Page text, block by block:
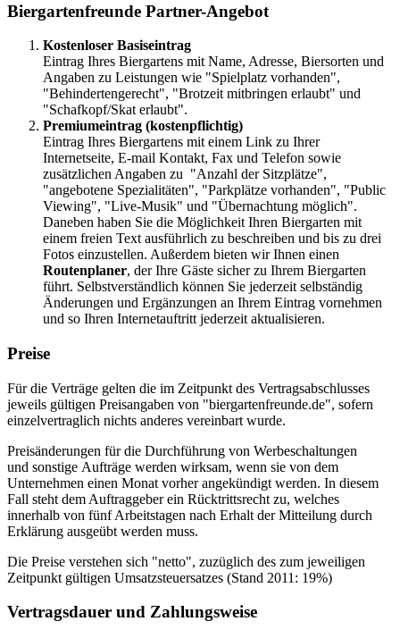
Biergartenfreunde Partner-Angebot
Kostenloser Basiseintrag
Eintrag Ihres Biergartens mit Name, Adresse, Biersorten und
Angaben zu Leistungen wie "Spielplatz vorhanden",
"Behindertengerecht", "Brotzeit mitbringen erlaubt" und
"Schafkopf/Skat erlaubt".
Premiumeintrag (kostenpflichtig)
Eintrag Ihres Biergartens mit einem Link zu Ihrer
Internetseite, E-mail Kontakt, Fax und Telefon sowie
zusätzlichen Angaben zu "Anzahl der Sitzplätze",
"angebotene Spezialitäten", "Parkplätze vorhanden", "Public
Viewing", "Live-Musik" und "Übernachtung möglich".
Daneben haben Sie die Möglichkeit Ihren Biergarten mit
einem freien Text ausführlich zu beschreiben und bis zu drei
Fotos einzustellen. Außerdem bieten wir Ihnen einen
Routenplaner, der Ihre Gäste sicher zu Ihrem Biergarten
führt. Selbstverständlich können Sie jederzeit selbständig
Änderungen und Ergänzungen an Ihrem Eintrag vornehmen
und so Ihren Internetauftritt jederzeit aktualisieren.
Preise
Für die Verträge gelten die im Zeitpunkt des Vertragsabschlusses
jeweils gültigen Preisangaben von "biergartenfreunde.de", sofern
einzelvertraglich nichts anderes vereinbart wurde.
Preisänderungen für die Durchführung von Werbeschaltungen
und sonstige Aufträge werden wirksam, wenn sie von dem
Unternehmen einen Monat vorher angekündigt werden. In diesem
Fall steht dem Auftraggeber ein Rücktrittsrecht zu, welches
innerhalb von fünf Arbeitstagen nach Erhalt der Mitteilung durch
Erklärung ausgeübt werden muss.
Die Preise verstehen sich "netto", zuzüglich des zum jeweiligen
Zeitpunkt gültigen Umsatzsteuersatzes (Stand 2011: 19%)
Vertragsdauer und Zahlungsweise